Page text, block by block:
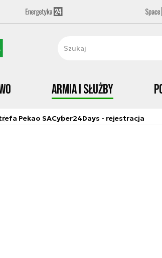
Armia i Służby
Pekao SACyber24Days - rejestracja